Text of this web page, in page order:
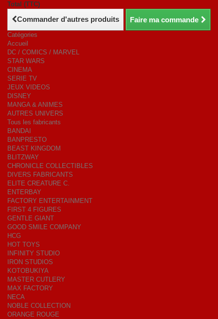
Total (TTC)
Commander d'autres produits Faire ma commande
Catégories
Accueil
DC / COMICS / MARVEL
STAR WARS
CINEMA
SERIE TV
JEUX VIDEOS
DISNEY
MANGA & ANIMES
AUTRES UNIVERS
Tous les fabricants
BANDAI
BANPRESTO
BEAST KINGDOM
BLITZWAY
CHRONICLE COLLECTIBLES
DIVERS FABRICANTS
ELITE CREATURE C.
ENTERBAY
FACTORY ENTERTAINMENT
FIRST 4 FIGURES
GENTLE GIANT
GOOD SMILE COMPANY
HCG
HOT TOYS
INFINITY STUDIO
IRON STUDIOS
KOTOBUKIYA
MASTER CUTLERY
MAX FACTORY
NECA
NOBLE COLLECTION
ORANGE ROUGE